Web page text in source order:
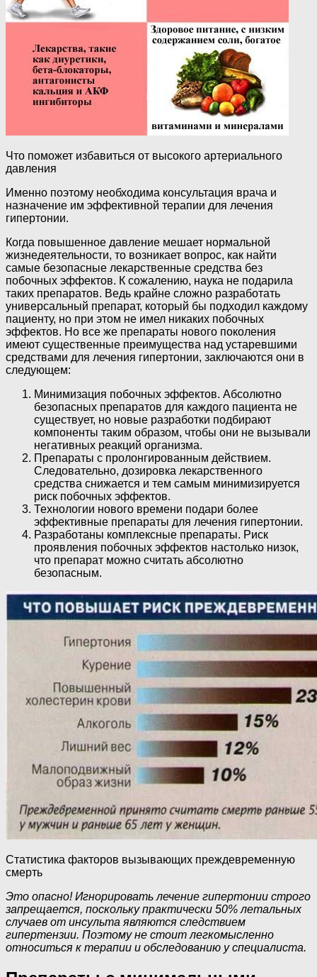
Что поможет избавиться от высокого артериального
давления
Именно поэтому необходима консультация врача и
назначение им эффективной терапии для лечения
гипертонии.
Когда повышенное давление мешает нормальной
жизнедеятельности, то возникает вопрос, как найти
самые безопасные лекарственные средства без
побочных эффектов. К сожалению, наука не подарила
таких препаратов. Ведь крайне сложно разработать
универсальный препарат, который бы подходил каждому
пациенту, но при этом не имел никаких побочных
эффектов. Но все же препараты нового поколения
имеют существенные преимущества над устаревшими
средствами для лечения гипертонии, заключаются они в
следующем:
Минимизация побочных эффектов. Абсолютно
безопасных препаратов для каждого пациента не
существует, но новые разработки подбирают
компоненты таким образом, чтобы они не вызывали
негативных реакций организма.
Препараты с пролонгированным действием.
Следовательно, дозировка лекарственного
средства снижается и тем самым минимизируется
риск побочных эффектов.
Технологии нового времени подари более
эффективные препараты для лечения гипертонии.
Разработаны комплексные препараты. Риск
проявления побочных эффектов настолько низок,
что препарат можно считать абсолютно
безопасным.
Статистика факторов вызывающих преждевременную
смерть
Это опасно! Игнорировать лечение гипертонии строго
запрещается, поскольку практически 50% летальных
случаев от инсульта являются следствием
гипертензии. Поэтому не стоит легкомысленно
относиться к терапии и обследованию у специалиста.